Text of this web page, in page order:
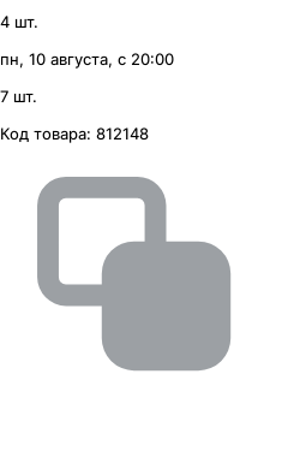
4 шт.
пн, 10 августа, с 20:00
7 шт.
Код товара: 812148